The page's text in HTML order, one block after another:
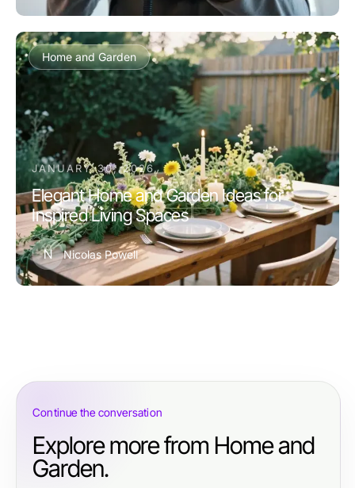
Home and Garden
JANUARY 30, 2026
Elegant Home and Garden Ideas for
Inspired Living Spaces
N Nicolas Powell
Continue the conversation
Explore more from Home and
Garden.